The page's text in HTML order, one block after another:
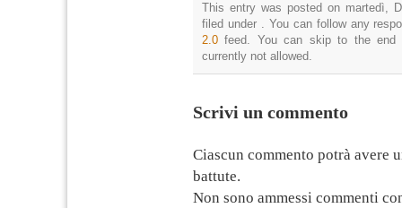
This entry was posted on martedì,
filed under . You can follow any
2.0 feed. You can skip to the end
currently not allowed.
Scrivi un commento
Ciascun commento potrà avere
battute.
Non sono ammessi commenti